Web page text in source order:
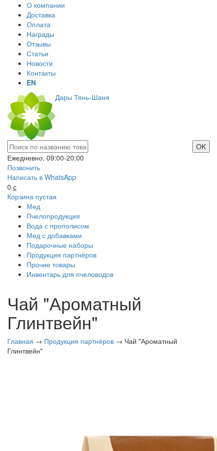
О компании
Доставка
Оплата
Награды
Отзывы
Статьи
Новости
Контакты
EN
Дары Тянь-Шаня
Ежедневно, 09:00-20:00
Позвонить
Написать в WhatsApp
0 с
Корзина пустая
Мед
Пчелопродукция
Вода с прополисом
Мед с добавками
Подарочные наборы
Продукция партнёров
Прочие товары
Инвентарь для пчеловодов
Чай "Ароматный
Глинтвейн"
Главная → Продукция партнёров → Чай "Ароматный
Глинтвейн"